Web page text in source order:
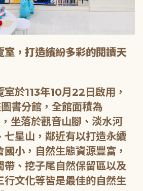
室，打造繽紛多彩的閱讀天
於113年10月22日啟用，
書分館，全館面積為
坐落於觀音山腳、淡水河
七星山，鄰近有以打造永續
小，自然生態資源豐富，
帶、挖子尾自然保留區以及
行文化等皆是最佳的自然生